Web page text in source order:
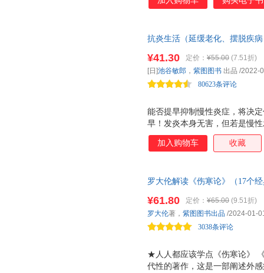
抗炎生活（延缓老化、摆脱疾
专家教你从饮食方法到生活习
癌化的身体！提早抑制慢性炎
能否提早抑制慢性炎症，将决
早！发炎本身无害，但若是慢
护自己的 自身免疫系统 之一，
出现并快速消退，但慢性炎症
活习惯、健康检查数值和整体
三者之间关系紧密，糖化造成
症会同时出现，导致皮肤松弛
¥41.30 定价： ¥55.00 (7.51折)
80623条评论
[日]池谷敏郎 ， 紫图图书 出品 /2022-
加入购物车 收藏
罗大伦解读《伤寒论》（17个
★人人都应该学点《伤寒论》
代性的著作，这是一部阐述外
¥61.80 定价： ¥65.00 (9.51折)
3038条评论
罗大伦著， 紫图图书出品 /2024-01-